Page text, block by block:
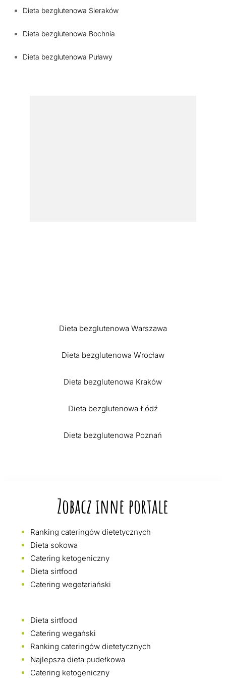
Dieta bezglutenowa Sieraków
Dieta bezglutenowa Bochnia
Dieta bezglutenowa Puławy
Dieta bezglutenowa Warszawa
Dieta bezglutenowa Wrocław
Dieta bezglutenowa Kraków
Dieta bezglutenowa Łódź
Dieta bezglutenowa Poznań
Zobacz inne portale
Ranking cateringów dietetycznych
Dieta sokowa
Catering ketogeniczny
Dieta sirtfood
Catering wegetariański
Dieta sirtfood
Catering wegański
Ranking cateringów dietetycznych
Najlepsza dieta pudełkowa
Catering ketogeniczny